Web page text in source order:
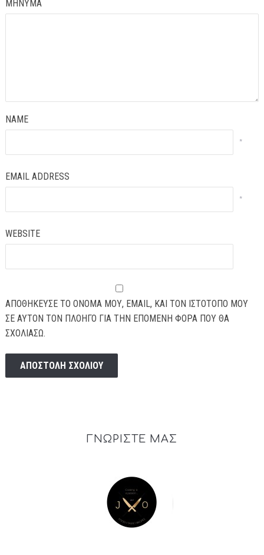
ΜΗΝΥΜΑ
NAME
*
EMAIL ADDRESS
*
WEBSITE
ΑΠΟΘΉΚΕΥΣΕ ΤΟ ΌΝΟΜΆ ΜΟΥ, EMAIL, ΚΑΙ ΤΟΝ ΙΣΤΌΤΟΠΟ ΜΟΥ
ΣΕ ΑΥΤΌΝ ΤΟΝ ΠΛΟΗΓΌ ΓΙΑ ΤΗΝ ΕΠΌΜΕΝΗ ΦΟΡΆ ΠΟΥ ΘΑ
ΣΧΟΛΙΆΣΩ.
ΓΝΩΡΙΣΤΕ ΜΑΣ